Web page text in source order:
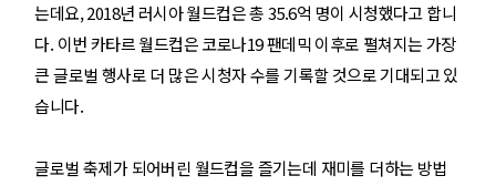
는데요, 2018년 러시아 월드컵은 총 35.6억 명이 시청했다고 합니
다. 이번 카타르 월드컵은 코로나19 팬데믹 이후로 펼쳐지는 가장
큰 글로벌 행사로 더 많은 시청자 수를 기록할 것으로 기대되고 있
습니다.
글로벌 축제가 되어버린 월드컵을 즐기는데 재미를 더하는 방법